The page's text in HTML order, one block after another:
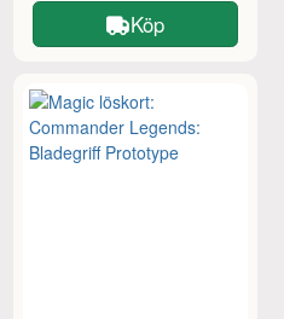
Köp